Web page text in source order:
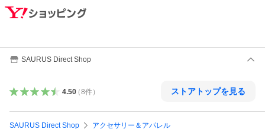
SAURUS Direct Shop
4.50（8件） ストアトップを見る
SAURUS Direct Shop アクセサリー＆アパレル